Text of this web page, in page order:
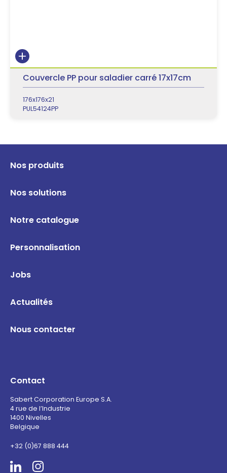
Couvercle PP pour saladier carré 17x17cm
176x176x21
PUL54124PP
Nos produits
Nos solutions
Notre catalogue
Personnalisation
Jobs
Actualités
Nous contacter
Contact
Sabert Corporation Europe S.A.
4 rue de l’Industrie
1400 Nivelles
Belgique
+32 (0)67 888 444